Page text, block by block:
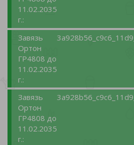
11.02.2035
г.:
Завязь
Ортон
ГР4808 до
11.02.2035
г.:
Завязь
Ортон
ГР4808 до
11.02.2035
г.: